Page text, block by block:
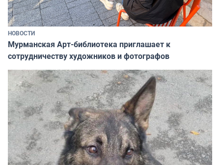
НОВОСТИ
Мурманская Арт-библиотека приглашает к
сотрудничеству художников и фотографов